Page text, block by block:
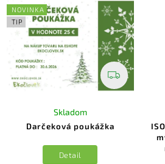
NOVINKA
TIP
Darčeková poukážka
Skladom
Detail